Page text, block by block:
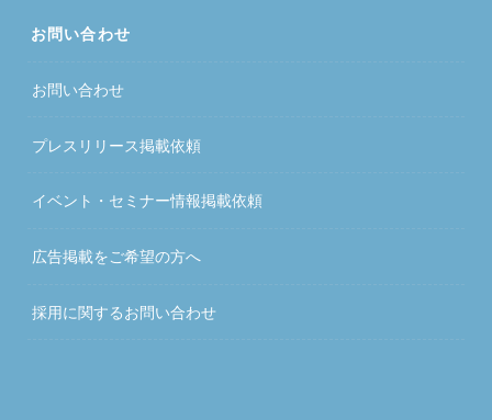
お問い合わせ
お問い合わせ
プレスリリース掲載依頼
イベント・セミナー情報掲載依頼
広告掲載をご希望の方へ
採用に関するお問い合わせ